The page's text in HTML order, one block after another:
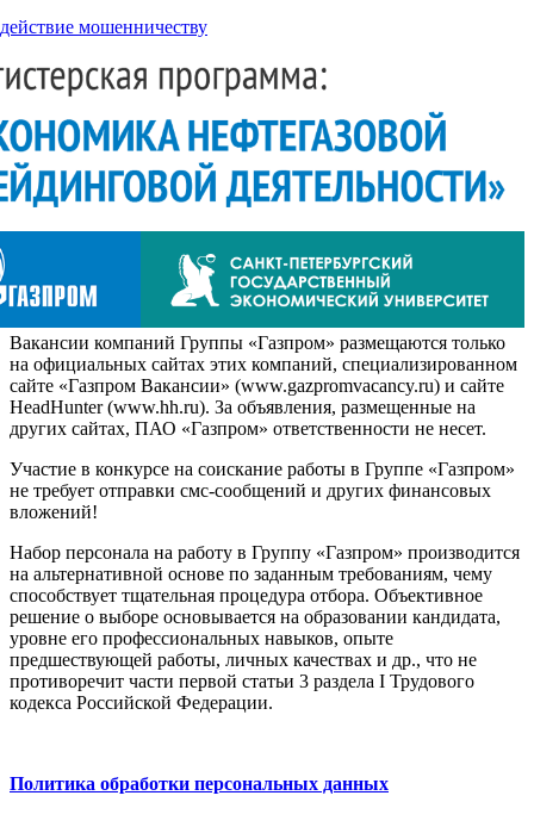
мошенничеству
Вакансии компаний Группы «Газпром» размещаются только
на официальных сайтах этих компаний, специализированном
сайте «Газпром Вакансии» (www.gazpromvacancy.ru) и сайте
HeadHunter (www.hh.ru). За объявления, размещенные на
других сайтах, ПАО «Газпром» ответственности не несет.
Участие в конкурсе на соискание работы в Группе «Газпром»
не требует отправки смс-сообщений и других финансовых
вложений!
Набор персонала на работу в Группу «Газпром» производится
на альтернативной основе по заданным требованиям, чему
способствует тщательная процедура отбора. Объективное
решение о выборе основывается на образовании кандидата,
уровне его профессиональных навыков, опыте
предшествующей работы, личных качествах и др., что не
противоречит части первой статьи 3 раздела I Трудового
кодекса Российской Федерации.
Политика обработки персональных данных